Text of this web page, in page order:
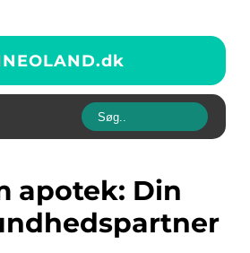
dk